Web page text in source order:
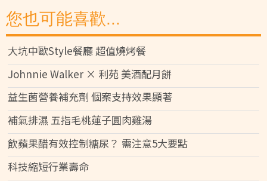
您也可能喜歡...
大坑中歐Style餐廳 超值燒烤餐
Johnnie Walker × 利苑 美酒配月餅
益生菌營養補充劑 個案支持效果顯著
補氣排濕 五指毛桃蓮子圓肉雞湯
飲蘋果醋有效控制糖尿？ 需注意5大要點
科技縮短行業壽命